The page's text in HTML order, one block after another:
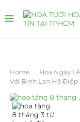
Home Hoa Ngày
Với Bình Lan Hồ Điệp